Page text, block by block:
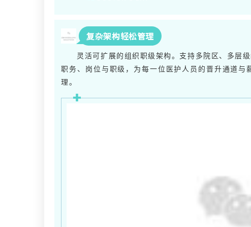
复杂架构轻松管理
灵活可扩展的组织职级架构。支持多院区、多层
职务、岗位与职级，为每一位医护人员的晋升通道
理。